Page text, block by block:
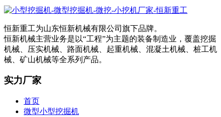
恒新重工为山东恒新机械有限公司旗下品牌。
恒新机械主营业务是以“工程”为主题的装备制造业，覆盖挖掘
机械、压实机械、路面机械、起重机械、混凝土机械、桩工机
械、矿山机械等全系列产品。
实力厂家
首页
微型小型挖掘机